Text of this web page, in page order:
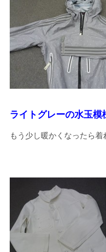
ライトグレーの水玉模
もう少し暖かくなったら着